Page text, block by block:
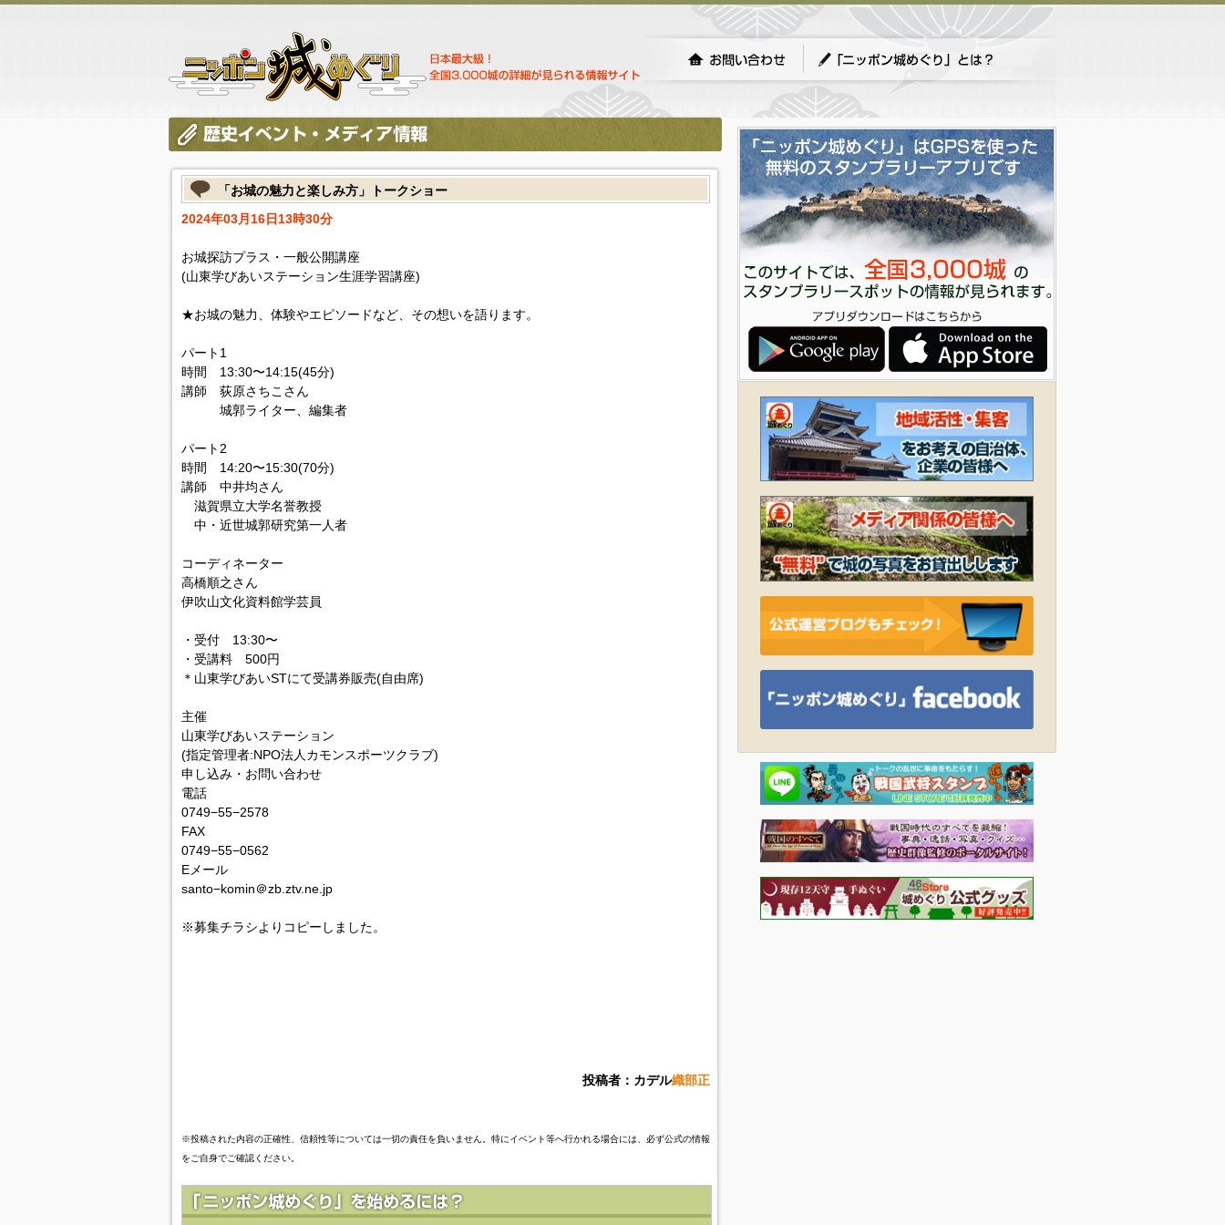
「お城の魅力と楽しみ方」トークショー
2024年03月16日13時30分
お城探訪プラス・一般公開講座
(山東学びあいステーション生涯学習講座)
★お城の魅力、体験やエピソードなど、その想いを語ります。
パート1
時間 13:30〜14:15(45分)
講師 荻原さちこさん
城郭ライター、編集者
パート2
時間 14:20〜15:30(70分)
講師 中井均さん
滋賀県立大学名誉教授
中・近世城郭研究第一人者
コーディネーター
高橋順之さん
伊吹山文化資料館学芸員
・受付 13:30〜
・受講料 500円
＊山東学びあいSTにて受講券販売(自由席)
主催
山東学びあいステーション
(指定管理者:NPO法人カモンスポーツクラブ)
申し込み・お問い合わせ
電話
0749−55−2578
FAX
0749−55−0562
Eメール
santo−komin＠zb.ztv.ne.jp
※募集チラシよりコピーしました。
投稿者：カデル織部正
※投稿された内容の正確性、信頼性等については一切の責任を負いません。特にイベント等へ行かれる場合には、必ず公式の情報
をご自身でご確認ください。